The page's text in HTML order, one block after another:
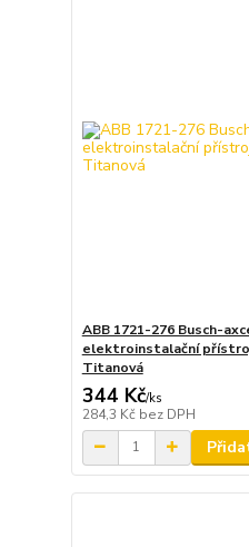
ABB 1721-276 Busch-
elektroinstalační
Titanová
344 Kč/ks
284,3 Kč bez DPH